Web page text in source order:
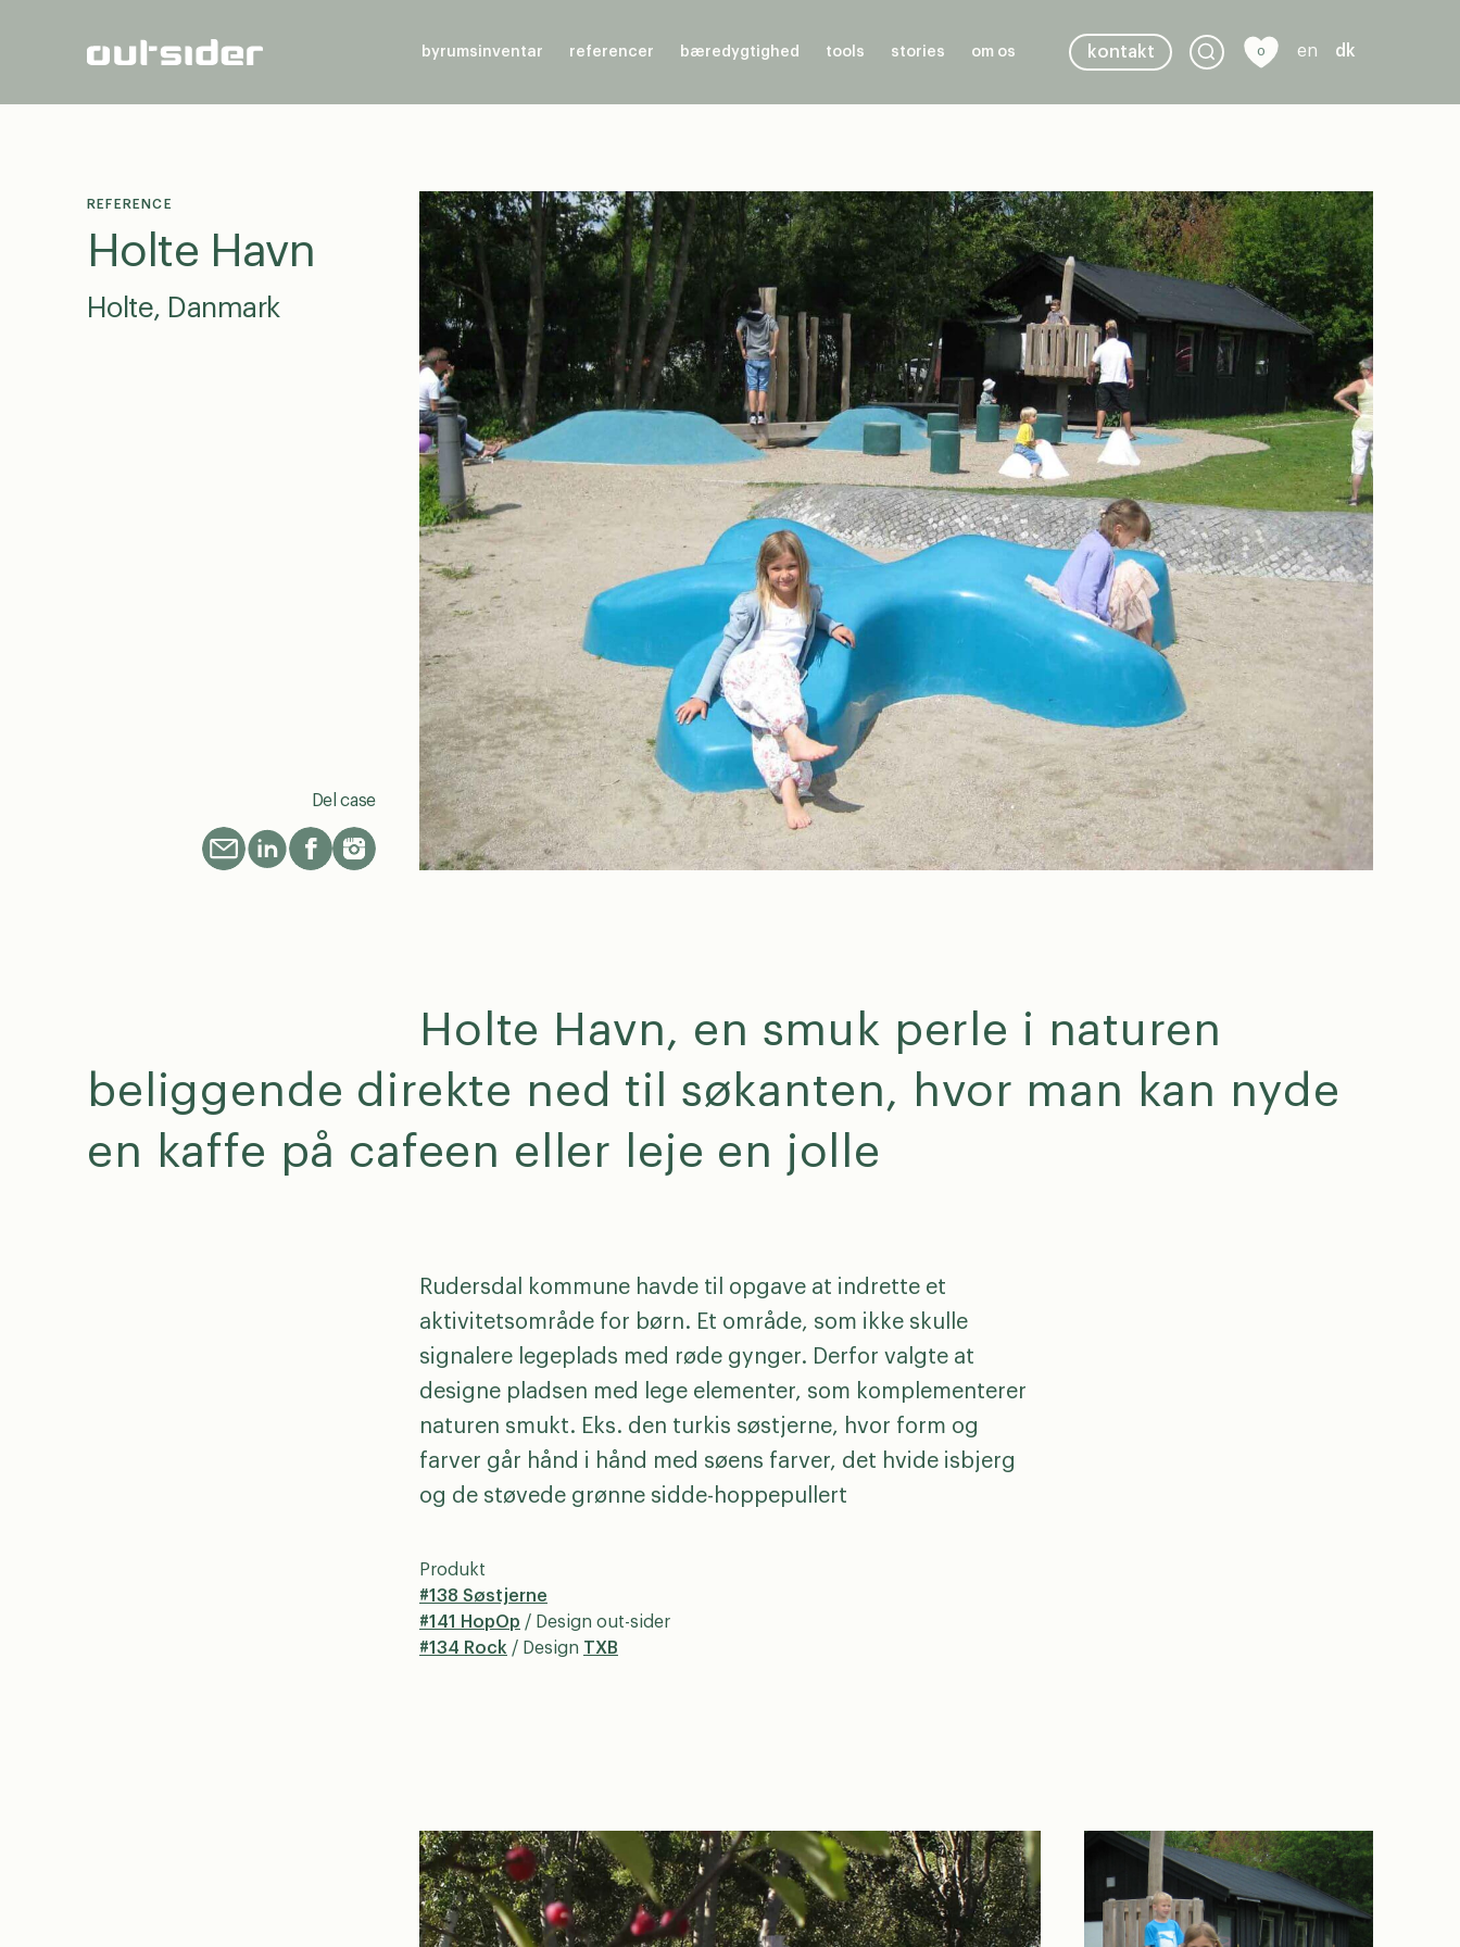
byrumsinventar referencer bæredygtighed tools stories om os kontakt 0 en dk
REFERENCE
Holte Havn
Holte, Danmark
Del case
Holte Havn, en smuk perle i naturen
beliggende direkte ned til søkanten, hvor man kan nyde
en kaffe på cafeen eller leje en jolle
Rudersdal kommune havde til opgave at indrette et
aktivitetsområde for børn. Et område, som ikke skulle
signalere legeplads med røde gynger. Derfor valgte at
designe pladsen med lege elementer, som komplementerer
naturen smukt. Eks. den turkis søstjerne, hvor form og
farver går hånd i hånd med søens farver, det hvide isbjerg
og de støvede grønne sidde-hoppepullert
Produkt
#138 Søstjerne
#141 HopOp / Design out-sider
#134 Rock / Design TXB